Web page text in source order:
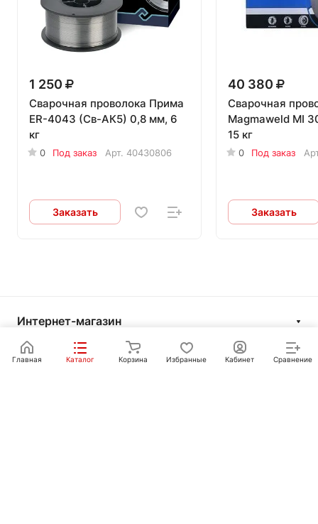
1 250
Сварочная проволока Прима
ER-4043 (Св-АК5) 0,8 мм, 6
кг
0 Под заказ Арт. 40430806
Заказать
40 380
Сварочная
Magmaweld MI
15 кг
0 Под заказ
Заказать
Интернет-магазин
Компания
Главная Каталог Корзина Избранные Кабинет Сравнение